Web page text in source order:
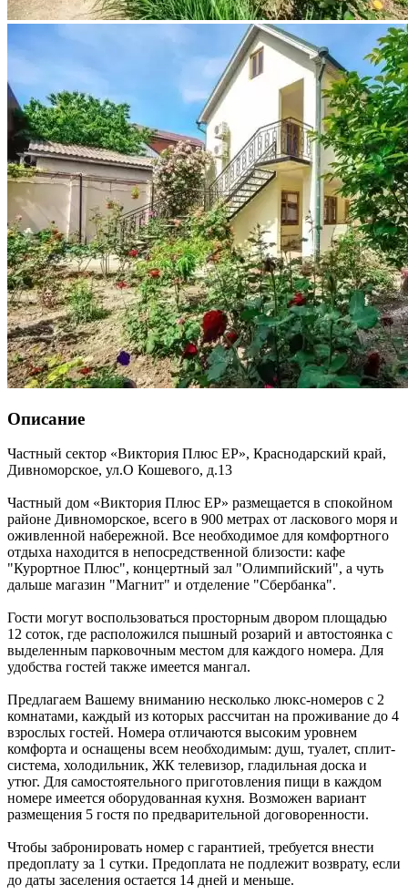
Описание
Частный сектор «Виктория Плюс ЕР», Краснодарский край,
Дивноморское, ул.О Кошевого, д.13
Частный дом «Виктория Плюс ЕР» размещается в спокойном
районе Дивноморское, всего в 900 метрах от ласкового моря и
оживленной набережной. Все необходимое для комфортного
отдыха находится в непосредственной близости: кафе
"Курортное Плюс", концертный зал "Олимпийский", а чуть
дальше магазин "Магнит" и отделение "Сбербанка".
Гости могут воспользоваться просторным двором площадью
12 соток, где расположился пышный розарий и автостоянка с
выделенным парковочным местом для каждого номера. Для
удобства гостей также имеется мангал.
Предлагаем Вашему вниманию несколько люкс-номеров с 2
комнатами, каждый из которых рассчитан на проживание до 4
взрослых гостей. Номера отличаются высоким уровнем
комфорта и оснащены всем необходимым: душ, туалет, сплит-
система, холодильник, ЖК телевизор, гладильная доска и
утюг. Для самостоятельного приготовления пищи в каждом
номере имеется оборудованная кухня. Возможен вариант
размещения 5 гостя по предварительной договоренности.
Чтобы забронировать номер с гарантией, требуется внести
предоплату за 1 сутки. Предоплата не подлежит возврату, если
до даты заселения остается 14 дней и меньше.